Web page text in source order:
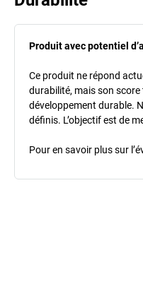
Produit avec potentiel
Ce produit ne répond
durabilité, mais son
développement durable.
définis. L’objectif est de
Pour en savoir plus sur